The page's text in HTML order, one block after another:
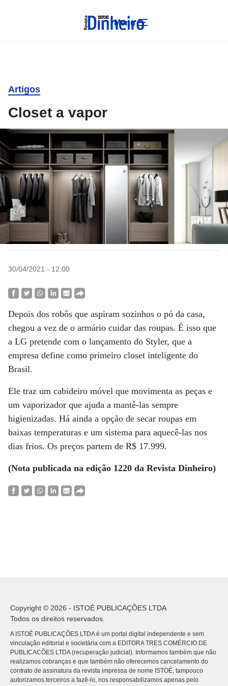
Menu
Artigos
Closet a vapor
30/04/2021 - 12:00
Depois dos robôs que aspiram sozinhos o pó da casa,
chegou a vez de o armário cuidar das roupas. É isso que
a LG pretende com o lançamento do Styler, que a
empresa define como primeiro closet inteligente do
Brasil.
Ele traz um cabideiro móvel que movimenta as peças e
um vaporizador que ajuda a mantê-las sempre
higienizadas. Há ainda a opção de secar roupas em
baixas temperaturas e um sistema para aquecê-las nos
dias frios. Os preços partem de R$ 17.999.
(Nota publicada na edição 1220 da Revista Dinheiro)
Copyright © 2026 - ISTOÉ PUBLICAÇÕES LTDA
Todos os direitos reservados.
A ISTOÉ PUBLICAÇÕES LTDA é um portal digital independente e sem
vinculação editorial e societária com a EDITORA TRES COMÉRCIO DE
PUBLICACÕES LTDA (recuperação judicial). Informamos também que não
realizamos cobranças e que também não oferecemos cancelamento do
contrato de assinatura da revista impressa de nome ISTOÉ, tampouco
autorizamos terceiros a fazê-lo, nos responsabilizamos apenas pelo